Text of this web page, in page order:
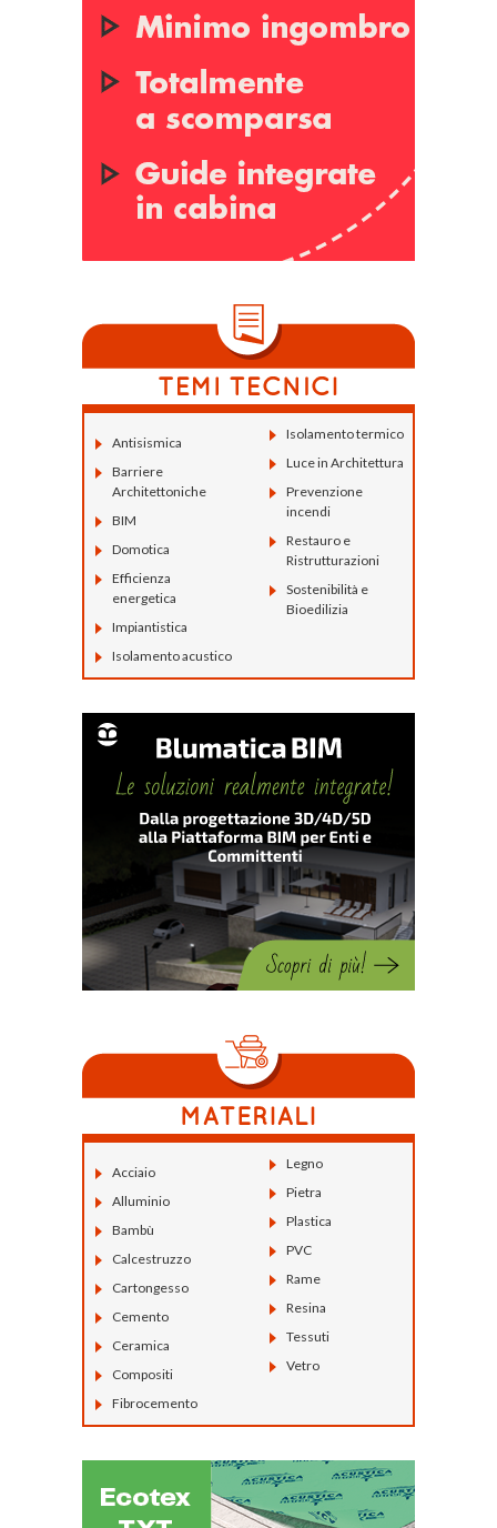
Antisismica
Barriere
Architettoniche
BIM
Domotica
Efficienza
energetica
Impiantistica
Isolamento acustico
Isolamento termico
Luce in Architettura
Prevenzione
incendi
Restauro e
Ristrutturazioni
Sostenibilità e
Bioedilizia
Acciaio
Alluminio
Bambù
Calcestruzzo
Cartongesso
Cemento
Ceramica
Compositi
Fibrocemento
Legno
Pietra
Plastica
PVC
Rame
Resina
Tessuti
Vetro